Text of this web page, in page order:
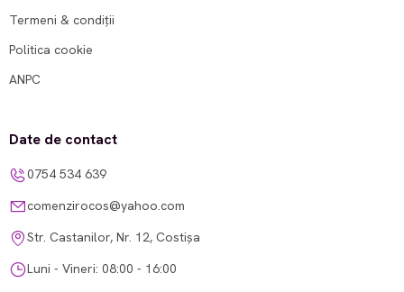
Termeni & condiții
Politica cookie
ANPC
Date de contact
0754 534 639
comenzirocos@yahoo.com
Str. Castanilor, Nr. 12, Costișa
Luni - Vineri: 08:00 - 16:00